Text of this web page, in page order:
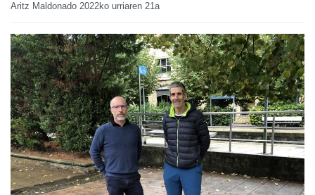
Aritz Maldonado 2022ko urriaren 21a